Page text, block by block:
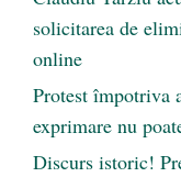
solicitarea de
online
Protest împotriva
exprimare nu
Discurs istoric!